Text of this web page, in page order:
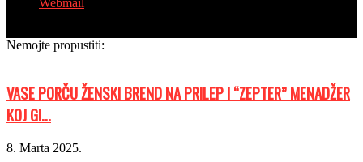
Nemojte propustiti:
VASE PORČU ŽENSKI BREND NA PRILEP I “ZEPTER” MENADŽER
KOJ GI...
8. Marta 2025.